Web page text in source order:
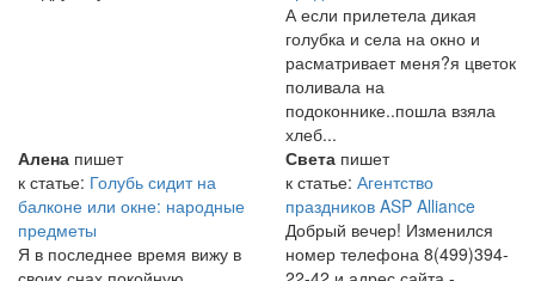
А если прилетела дикая
голубка и села на окно и
расматривает меня?я цветок
поливала на
подоконнике..пошла взяла
хлеб...
Алена пишет
к статье: Голубь сидит на
балконе или окне: народные
предметы
Я в последнее время вижу в
Света пишет
к статье: Агентство
праздников ASP Alliance
Добрый вечер! Изменился
номер телефона 8(499)394-